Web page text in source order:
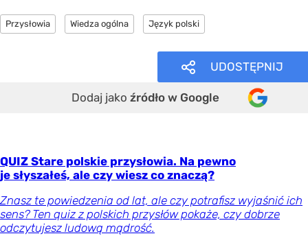
Przysłowia Wiedza ogólna Język polski
UDOSTĘPNIJ
Dodaj jako źródło w Google
QUIZ Stare polskie przysłowia. Na pewno
je słyszałeś, ale czy wiesz co znaczą?
Znasz te powiedzenia od lat, ale czy potrafisz wyjaśnić ich
sens? Ten quiz z polskich przysłów pokaże, czy dobrze
odczytujesz ludową mądrość.